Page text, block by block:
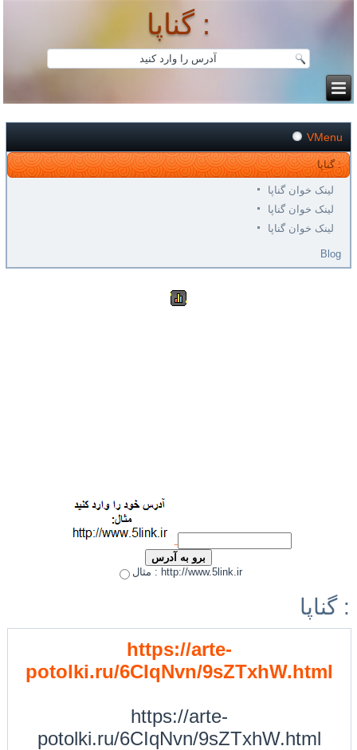
گناپا :
VMenu
گناپا :
لینک خوان گناپا
لینک خوان گناپا
لینک خوان گناپا
Blog
مثال : http://www.5link.ir
گناپا :
https://arte-
potolki.ru/6CIqNvn/9sZTxhW.html
https://arte-
potolki.ru/6CIqNvn/9sZTxhW.html